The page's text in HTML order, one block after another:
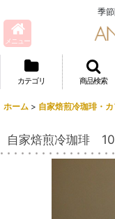
季
メニュー
カテゴリ 商品検索
ホーム > 自家焙煎冷珈琲・
自家焙煎冷珈琲